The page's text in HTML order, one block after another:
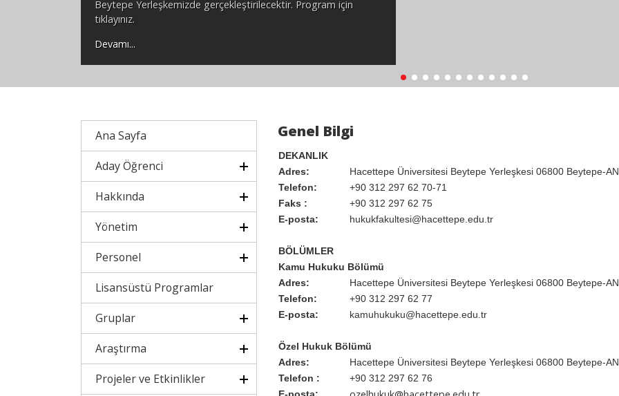
Olmak
Devamı...
Ana Sayfa
Aday Öğrenci
Hakkında
Yönetim
Personel
Lisansüstü Programlar
Gruplar
Araştırma
Projeler ve Etkinlikler
Genel Bilgi
DEKANLIK
Adres:
Hacettepe Üniversitesi Beytepe Yerleşkesi 06800 Beytepe-
Telefon:
+90 312 297 62 70-71
Faks :
+90 312 297 62 75
E-posta:
hukukfakultesi@hacettepe.edu.tr
BÖLÜMLER
Kamu Hukuku Bölümü
Adres:
Hacettepe Üniversitesi Beytepe Yerleşkesi 06800 Beytepe-
Telefon:
+90 312 297 62 77
E-posta:
kamuhukuku@hacettepe.edu.tr
Özel Hukuk Bölümü
Adres:
Hacettepe Üniversitesi Beytepe Yerleşkesi 06800 Beytepe-
Telefon :
+90 312 297 62 76